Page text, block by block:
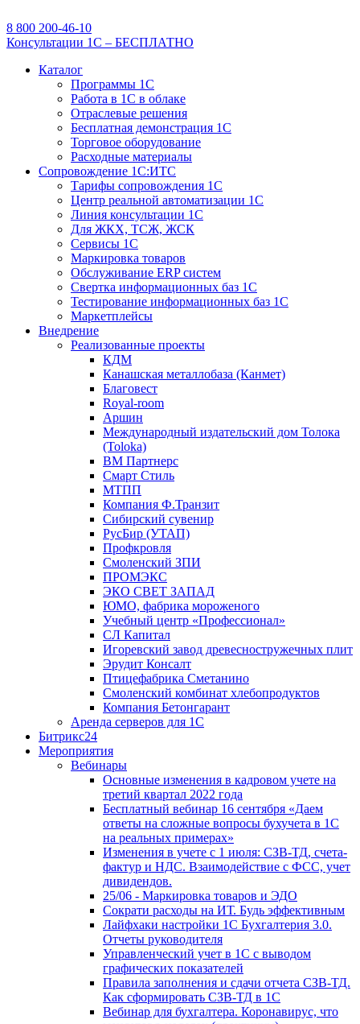
8 800 200-46-10
Консультации 1С – БЕСПЛАТНО
Каталог
Программы 1С
Работа в 1С в облаке
Отраслевые решения
Бесплатная демонстрация 1С
Торговое оборудование
Расходные материалы
Сопровождение 1С:ИТС
Тарифы сопровождения 1С
Центр реальной автоматизации 1С
Линия консультации 1С
Для ЖКХ, ТСЖ, ЖСК
Сервисы 1С
Маркировка товаров
Обслуживание ERP систем
Свертка информационных баз 1С
Тестирование информационных баз 1С
Маркетплейсы
Внедрение
Реализованные проекты
КДМ
Канашская металлобаза (Канмет)
Благовест
Royal-room
Аршин
Международный издательский дом Толока
(Toloka)
ВМ Партнерс
Смарт Стиль
МТПП
Компания Ф.Транзит
Сибирский сувенир
РусБир (УТАП)
Профкровля
Смоленский ЗПИ
ПРОМЭКС
ЭКО СВЕТ ЗАПАД
ЮМО, фабрика мороженого
Учебный центр «Профессионал»
СЛ Капитал
Игоревский завод древесностружечных плит
Эрудит Консалт
Птицефабрика Сметанино
Смоленский комбинат хлебопродуктов
Компания Бетонгарант
Аренда серверов для 1С
Битрикс24
Мероприятия
Вебинары
Основные изменения в кадровом учете на
третий квартал 2022 года
Бесплатный вебинар 16 сентября «Даем
ответы на сложные вопросы бухучета в 1С
на реальных примерах»
Изменения в учете с 1 июля: СЗВ-ТД, счета-
фактур и НДС. Взаимодействие с ФСС, учет
дивидендов.
25/06 - Маркировка товаров и ЭДО
Сократи расходы на ИТ. Будь эффективным
Лайфхаки настройки 1С Бухгалтерия 3.0.
Отчеты руководителя
Управленческий учет в 1С с выводом
графических показателей
Правила заполнения и сдачи отчета СЗВ-ТД.
Как сформировать СЗВ-ТД в 1С
Вебинар для бухгалтера. Коронавирус, что